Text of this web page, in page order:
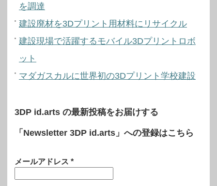
を調達
建設廃材を3Dプリント用材料にリサイクル
建設現場で活躍するモバイル3Dプリントロボ
ット
マダガスカルに世界初の3Dプリント学校建設
3DP id.arts の最新投稿をお届けする
「Newsletter 3DP id.arts」への登録はこちら
メールアドレス *